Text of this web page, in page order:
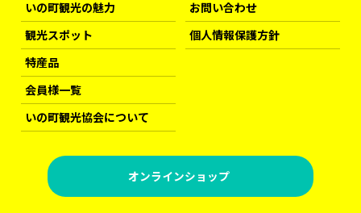
いの町観光の魅力
観光スポット
特産品
お問い合わせ
個人情報保護方針
会員様一覧
いの町観光協会について
オンラインショップ